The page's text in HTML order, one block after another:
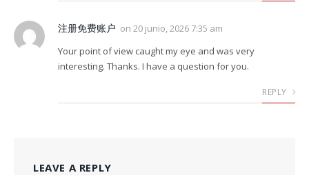
注册免费账户 on 20 junio, 2026 7:35 am
Your point of view caught my eye and was very
interesting. Thanks. I have a question for you.
REPLY
LEAVE A REPLY